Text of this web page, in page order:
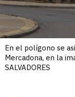
En el polígono se
Mercadona, en la
SALVADORES